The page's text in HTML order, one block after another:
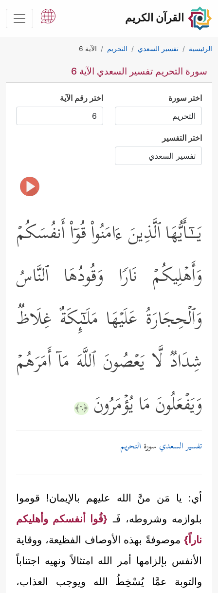
القرآن الكريم
الرئيسية تفسير السعدي التحريم الآية 6
سورة التحريم تفسير السعدي الآية 6
اختر سورة اختر رقم الآية
اختر التفسير
یَــٰۤـأَیُّهَا ٱلَّذِینَ ءَامَنُواْ قُوۤاْ أَنفُسَكُمۡ
وَأَهۡلِیكُمۡ نَارࣰا وَقُودُهَا ٱلنَّاسُ
وَٱلۡحِجَارَةُ عَلَیۡهَا مَلَـٰۤىِٕكَةٌ غِلَاظࣱ
شِدَادࣱ لَّا یَعۡصُونَ ٱللَّهَ مَاۤ أَمَرَهُمۡ
وَیَفۡعَلُونَ مَا یُؤۡمَرُونَ ﴿٦﴾
تفسير السعدي سورة التحريم
أي: يا مَن منَّ الله عليهم بالإيمان! قوموا
بلوازمه وشروطه، فَـ {قُوا أنفسكم وأهليكم
ناراً} موصوفةً بهذه الأوصاف الفظيعة، ووقاية
الأنفس بإلزامها أمر الله امتثالاً ونهيه اجتناباً
والتوبة عمَّا يُسْخِطُ الله ويوجب العذاب،